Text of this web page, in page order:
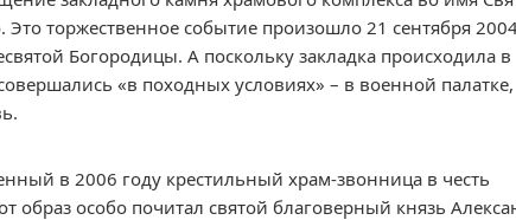
Это торжественное событие произошло 21 сентября
Богородицы. А поскольку закладка происходила в
«в походных условиях» – в военной палатке,
в 2006 году крестильный храм-звонница в честь
особо почитал святой благоверный князь